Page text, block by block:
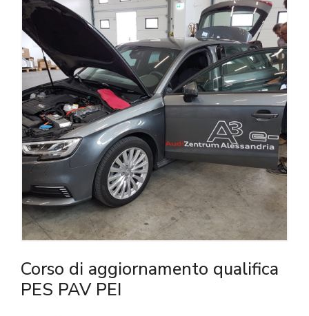
Corso di aggiornamento qualifica
PES PAV PEI